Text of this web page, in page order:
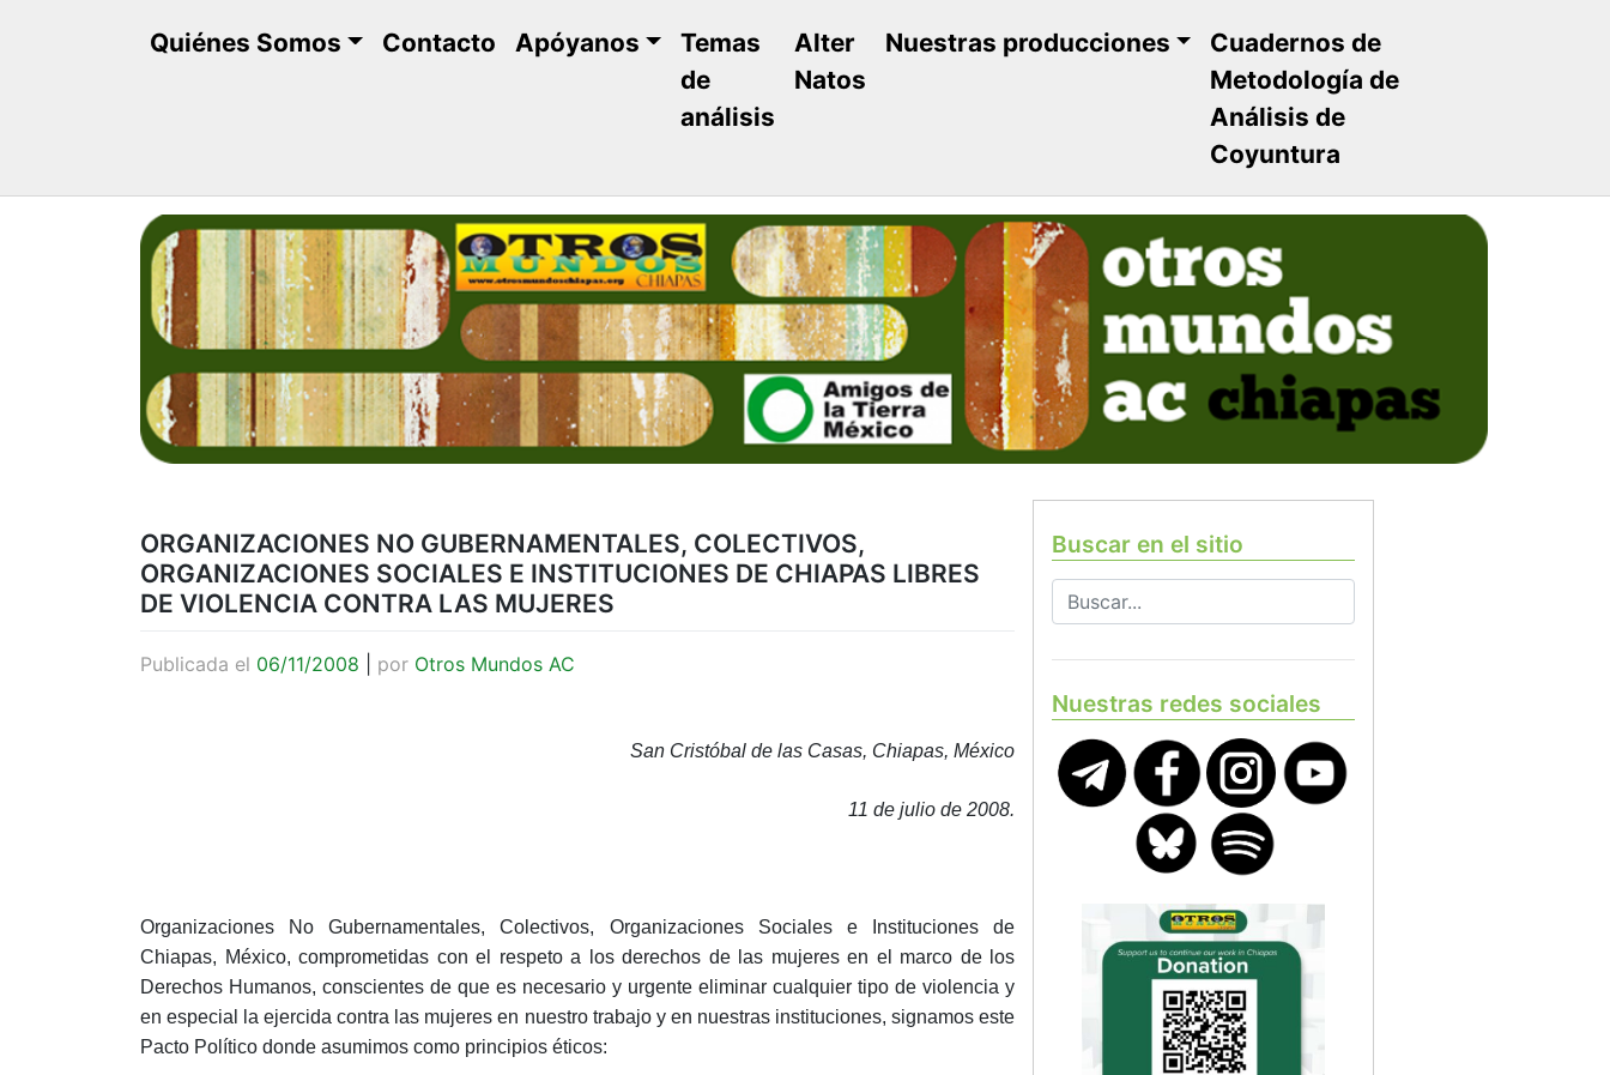
Quiénes Somos Contacto Apóyanos
Temas
de
análisis
Alter
Natos
Nuestras producciones
Cuadernos de
Metodología de
Análisis de
Coyuntura
ORGANIZACIONES NO GUBERNAMENTALES, COLECTIVOS,
ORGANIZACIONES SOCIALES E INSTITUCIONES DE CHIAPAS LIBRES
DE VIOLENCIA CONTRA LAS MUJERES
Publicada el 06/11/2008 por Otros Mundos AC
San Cristóbal de las Casas, Chiapas, México
11 de julio de 2008.
Organizaciones No Gubernamentales, Colectivos, Organizaciones Sociales e Instituciones de
Chiapas, México, comprometidas con el respeto a los derechos de las mujeres en el marco de los
Derechos Humanos, conscientes de que es necesario y urgente eliminar cualquier tipo de violencia y
en especial la ejercida contra las mujeres en nuestro trabajo y en nuestras instituciones, signamos este
Pacto Político donde asumimos como principios éticos:
Buscar en el sitio
Nuestras redes sociales